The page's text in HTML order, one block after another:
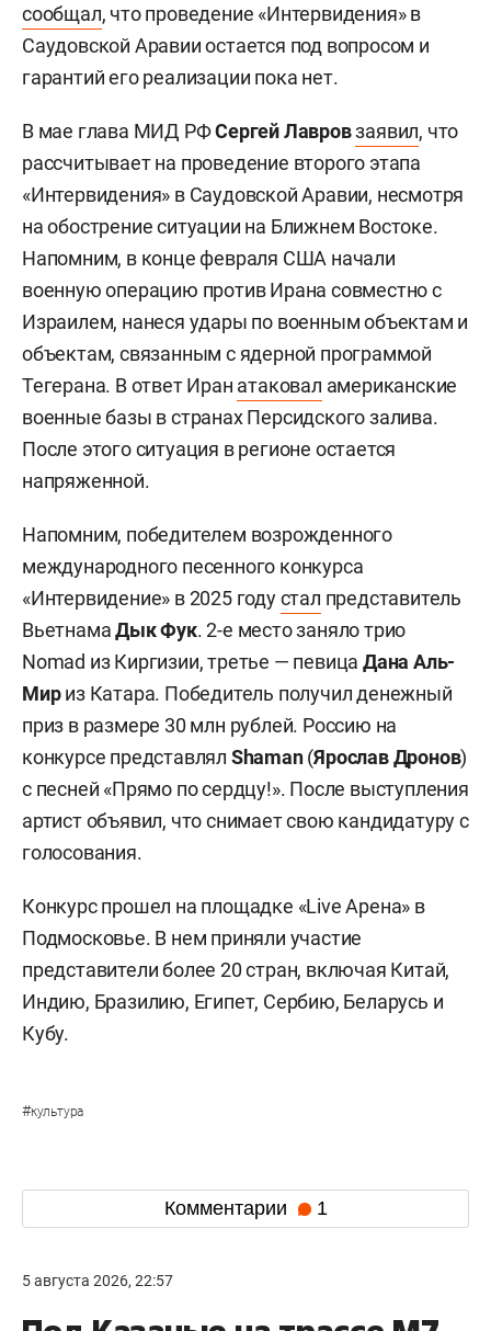
сообщал, что проведение «Интервидения» в
Саудовской Аравии остается под вопросом и
гарантий его реализации пока нет.
В мае глава МИД РФСергей Лавровзаявил, что
рассчитывает на проведение второго этапа
«Интервидения» в Саудовской Аравии, несмотря
на обострение ситуации на Ближнем Востоке.
Напомним, в конце февраля США начали
военную операцию против Ирана совместно с
Израилем, нанеся удары по военным объектам и
объектам, связанным с ядерной программой
Тегерана. В ответ Иран атаковал американские
военные базы в странах Персидского залива.
После этого ситуация в регионе остается
напряженной.
Напомним, победителем возрожденного
международного песенного конкурса
«Интервидение» в 2025 годустал представитель
ВьетнамаДык Фук. 2-е место заняло трио
Nomad из Киргизии, третье — певица Дана Аль-
Мириз Катара. Победитель получил денежный
приз в размере 30 млн рублей. Россию на
конкурсе представлял Shaman(Ярослав Дронов)
с песней «Прямо по сердцу!». После выступления
артист объявил, что снимает свою кандидатуру с
голосования.
Конкурс прошел на площадке «Live Арена» в
Подмосковье. В нем приняли участие
представители более 20 стран, включая Китай,
Индию, Бразилию, Египет, Сербию, Беларусь и
Кубу.
#культура
Комментарии 1
5 августа 2026, 22:57